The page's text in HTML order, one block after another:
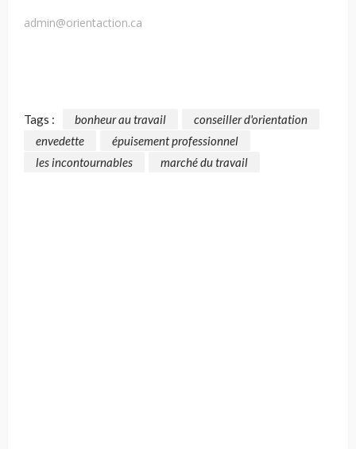
admin@orientaction.ca
Tags : bonheur au travail
conseiller d'orientation
envedette
épuisement professionnel
les incontournables
marché du travail